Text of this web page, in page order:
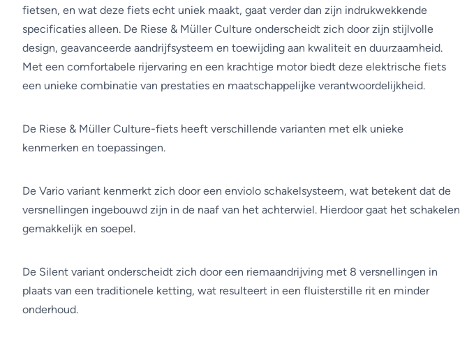
fietsen, en wat deze fiets echt uniek maakt, gaat verder dan zijn indrukwekkende
specificaties alleen. De Riese & Müller Culture onderscheidt zich door zijn stijlvolle
design, geavanceerde aandrijfsysteem en toewijding aan kwaliteit en duurzaamheid.
Met een comfortabele rijervaring en een krachtige motor biedt deze elektrische fiets
een unieke combinatie van prestaties en maatschappelijke verantwoordelijkheid.
De Riese & Müller Culture-fiets heeft verschillende varianten met elk unieke
kenmerken en toepassingen.
De Vario variant kenmerkt zich door een enviolo schakelsysteem, wat betekent dat de
versnellingen ingebouwd zijn in de naaf van het achterwiel. Hierdoor gaat het schakelen
gemakkelijk en soepel.
De Silent variant onderscheidt zich door een riemaandrijving met 8 versnellingen in
plaats van een traditionele ketting, wat resulteert in een fluisterstille rit en minder
onderhoud.